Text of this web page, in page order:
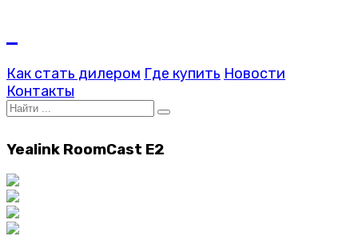
Как стать дилером Где купить Новости
Контакты
Yealink RoomCast E2